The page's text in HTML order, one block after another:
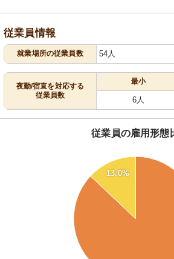
従業員情報
就業場所の従業員数 54人
夜勤/宿直を対応する
従業員数
最小
6人
従業員の雇用形態
13.0%